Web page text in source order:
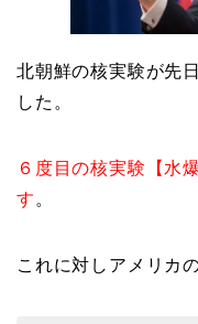
北朝鮮の核実験が先
した。
６度目の核実験【水
す 。
これに対しアメリカ